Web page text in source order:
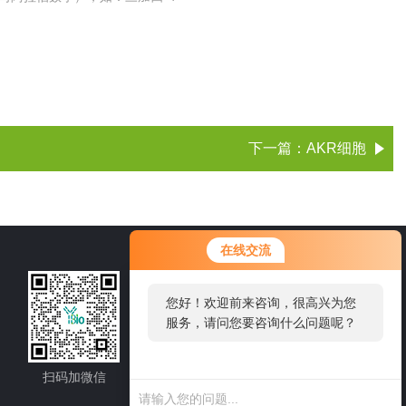
在线交流
您好！欢迎前来咨询，很高兴为您
服务，请问您要咨询什么问题呢？
您好，看您停留很久了，是否找到
了需求产品，您可以直接在线与我
下一篇： AKR细胞
扫码加微信
021-60514606
邮箱：sale1@shybsw.net